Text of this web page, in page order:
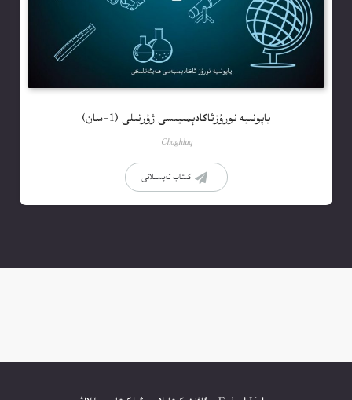
ياپونىيە نورۇزئاكادېمىيىسى ژۇرنىلى (1-سان)
Choghluq
كىتاب تەپسىلاتى